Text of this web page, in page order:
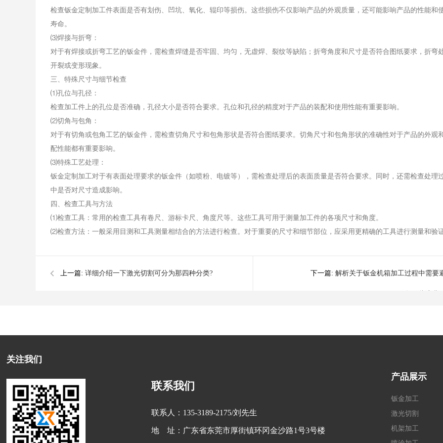
检查钣金定制加工件表面是否有划伤、凹坑、氧化、辊印等损伤。这些损伤不仅影响产品的外观质量，还可能影响产品的性能和
寿命。
⑶焊接与折弯：
对于有焊接或折弯工艺的钣金件，需检查焊缝是否牢固、均匀，无虚焊、裂纹等缺陷；折弯角度和尺寸是否符合图纸要求，折弯
开裂或变形现象。
三、特殊尺寸与细节检查
⑴孔位与孔径：
检查加工件上的孔位是否准确，孔径大小是否符合要求。孔位和孔径的精度对于产品的装配和使用性能有重要影响。
⑵切角与包角：
对于有切角或包角工艺的钣金件，需检查切角尺寸和包角形状是否符合图纸要求。切角尺寸和包角形状的准确性对于产品的外观
配性能都有重要影响。
⑶特殊工艺处理：
钣金定制加工对于有表面处理要求的钣金件（如喷粉、电镀等），需检查处理后的表面质量是否符合要求。同时，还需检查处理
中是否对尺寸造成影响。
四、检查工具与方法
⑴检查工具：常用的检查工具有卷尺、游标卡尺、角度尺等。这些工具可用于测量加工件的各项尺寸和角度。
⑵检查方法：一般采用目测和工具测量相结合的方法进行检查。对于重要的尺寸和细节部位，应采用更精确的工具进行测量和验证
上一篇: 详细介绍一下激光切割可分为那四种分类? 下一篇: 解析关于钣金机箱加工过程中需要
关注我们
联系我们
联系人：135-3189-2175/刘先生
地 址：广东省东莞市厚街镇环冈金沙路1号3号楼
产品展示
钣金加工
激光切割
机架加工